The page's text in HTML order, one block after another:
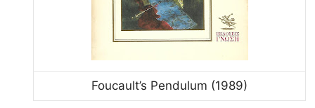
Foucault’s Pendulum (1989)